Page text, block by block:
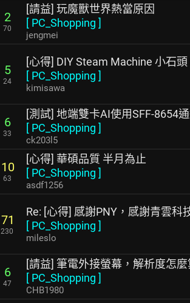
2
70
[請益] 玩魔獸世界熱當原因
[ PC_Shopping ]
jengmei
5
24
[心得] DIY Steam Machine 小石
[ PC_Shopping ]
kimisawa
6
33
[測試] 地端雙卡AI使用SFF-8654
[ PC_Shopping ]
ck203l5
10
63
[心得] 華碩品質 半月為止
[ PC_Shopping ]
asdf1256
71
230
Re: [心得] 感謝PNY，感謝青雲科
[ PC_Shopping ]
mileslo
6
47
[請益] 筆電外接螢幕，解析度怎麼
[ PC_Shopping ]
CHB1980